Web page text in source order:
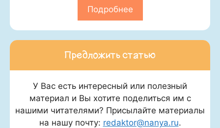
Подробнее
Предложить статью
У Вас есть интересный или полезный
материал и Вы хотите поделиться им с
нашими читателями? Присылайте материалы
на нашу почту: redaktor@nanya.ru.